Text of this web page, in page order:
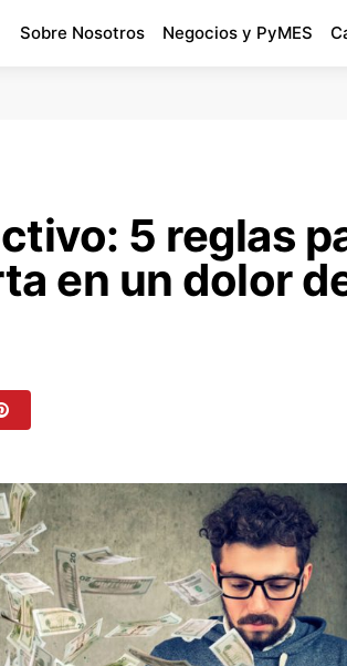
Sobre Nosotros Negocios y PyMES
5 reglas
en un dolor